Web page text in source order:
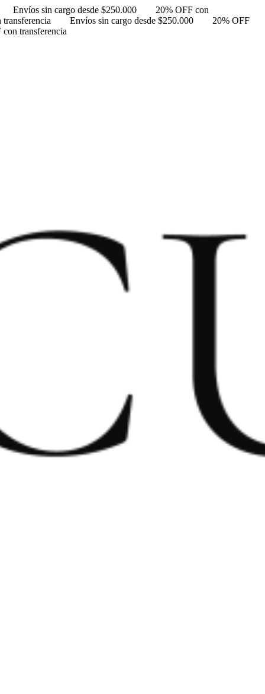
Envíos sin cargo desde $250.000
20% OFF con
Envíos sin cargo desde $250.000
20% OFF
transferencia